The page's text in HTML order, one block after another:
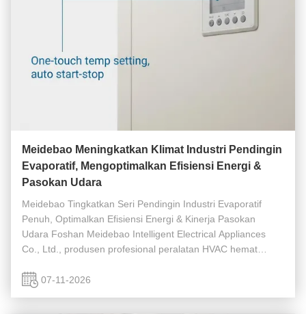
Meidebao Meningkatkan Klimat Industri Pendingin
Evaporatif, Mengoptimalkan Efisiensi Energi &
Pasokan Udara
Meidebao Tingkatkan Seri Pendingin Industri Evaporatif
Penuh, Optimalkan Efisiensi Energi & Kinerja Pasokan
Udara Foshan Meidebao Intelligent Electrical Appliances
Co., Ltd., produsen profesional peralatan HVAC hemat
peningkatan seri pendingin ...
07-11-2026